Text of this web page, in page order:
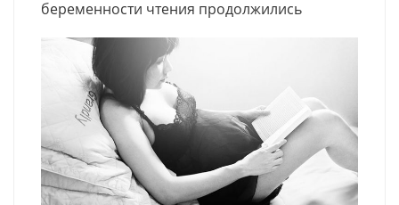
беременности чтения продолжились